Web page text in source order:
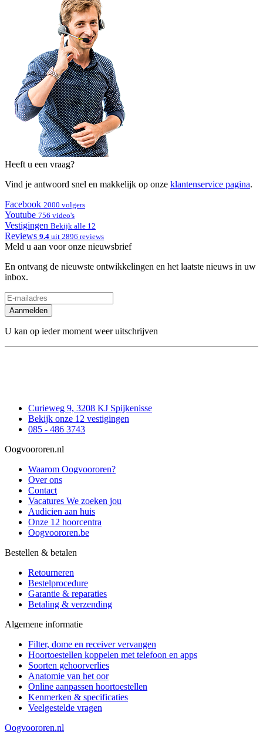
Heeft u een vraag?
Vind je antwoord snel en makkelijk op onze klantenservice pagina.
Facebook 2000 volgers
Youtube 756 video's
Vestigingen Bekijk alle 12
Reviews 9.4 uit 2896 reviews
Meld u aan voor onze nieuwsbrief
En ontvang de nieuwste ontwikkelingen en het laatste nieuws in uw
inbox.
Aanmelden
U kan op ieder moment weer uitschrijven
Curieweg 9, 3208 KJ Spijkenisse
Bekijk onze 12 vestigingen
085 - 486 3743
Oogvoororen.nl
Waarom Oogvoororen?
Over ons
Contact
Vacatures We zoeken jou
Audicien aan huis
Onze 12 hoorcentra
Oogvoororen.be
Bestellen & betalen
Retourneren
Bestelprocedure
Garantie & reparaties
Betaling & verzending
Algemene informatie
Filter, dome en receiver vervangen
Hoortoestellen koppelen met telefoon en apps
Soorten gehoorverlies
Anatomie van het oor
Online aanpassen hoortoestellen
Kenmerken & specificaties
Veelgestelde vragen
Oogvoororen.nl